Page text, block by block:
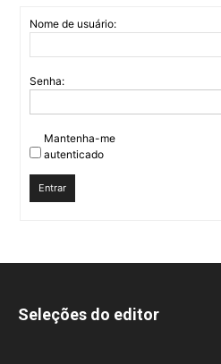
Nome de usuário:
Senha:
Mantenha-me
autenticado
Entrar
Seleções do editor